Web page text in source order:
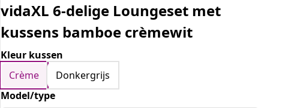
vidaXL 6-delige Loungeset met
kussens bamboe crèmewit
Kleur kussen
Crème
Donkergrijs
Model/type